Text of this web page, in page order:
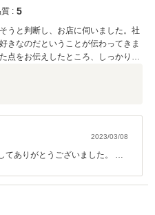
: 5
うと判断し、お店に伺いました。社
きなのだということが伝わってきま
点をお伝えしたところ、しっかり対
などのご連絡もいただき、遠方から
できました。少し古めの車なので、
います。（買ったあとのことを重視
2023/03/08
てありがとうございました。 ま
がでしょうか。ミッションオ
毎に馴染んでいきスムーズな走